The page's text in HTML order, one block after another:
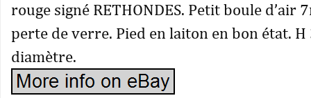
rouge signé RETHONDES. Petit boule d’air
perte de verre. Pied en laiton en bon état.
diamètre.